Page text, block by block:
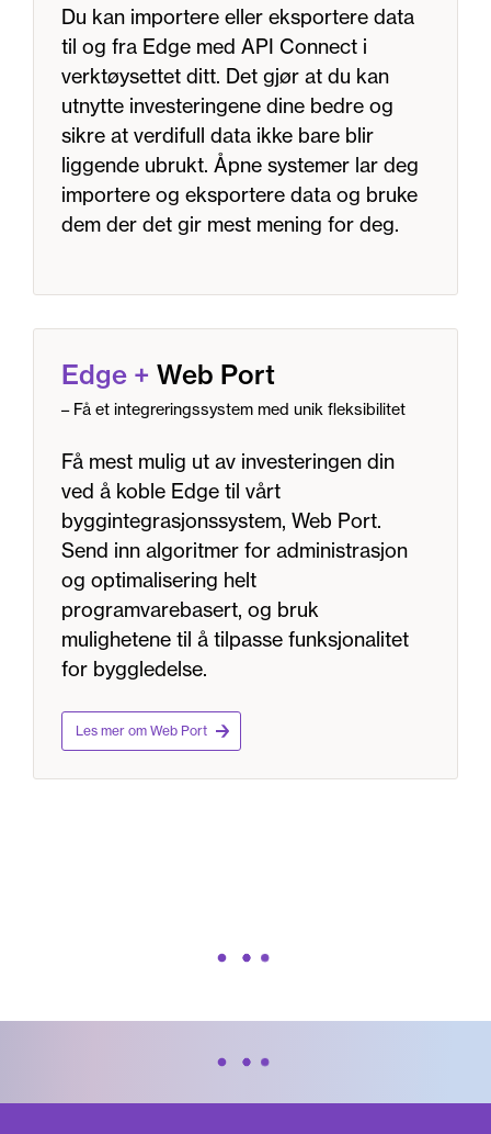
Du kan importere eller eksportere data
til og fra Edge med API Connect i
verktøysettet ditt. Det gjør at du kan
utnytte investeringene dine bedre og
sikre at verdifull data ikke bare blir
liggende ubrukt. Åpne systemer lar deg
importere og eksportere data og bruke
dem der det gir mest mening for deg.
Edge + Web Port
– Få et integreringssystem med unik fleksibilitet
Få mest mulig ut av investeringen din
ved å koble Edge til vårt
byggintegrasjonssystem, Web Port.
Send inn algoritmer for administrasjon
og optimalisering helt
programvarebasert, og bruk
mulighetene til å tilpasse funksjonalitet
for byggledelse.
Les mer om Web Port